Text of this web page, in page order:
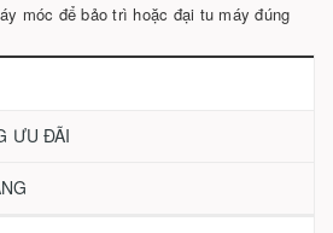
móc để bảo trì hoặc đại tu máy đúng
ƯU ĐÃI